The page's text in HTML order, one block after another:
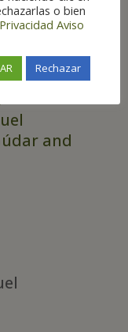
and
o bien
Privacidad Aviso
Rechazar